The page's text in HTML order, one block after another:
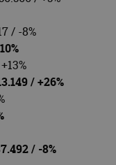
/ -8%
/ +26%
/ -8%